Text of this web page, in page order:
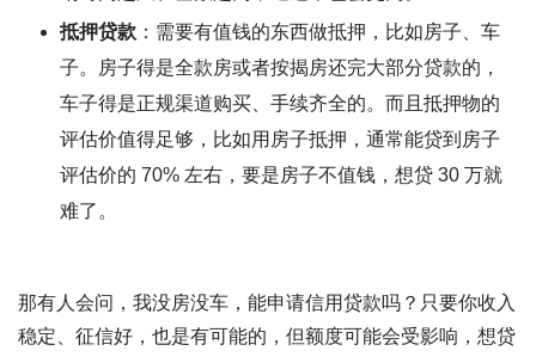
抵押贷款 ：需要有值钱的东西做抵押，比如房子、车
子。房子得是全款房或者按揭房还完大部分贷款的，
车子得是正规渠道购买、手续齐全的。而且抵押物的
评估价值得足够，比如用房子抵押，通常能贷到房子
评估价的 70% 左右，要是房子不值钱，想贷 30 万就
难了。
那有人会问，我没房没车，能申请信用贷款吗？只要你收入
稳定、征信好，也是有可能的，但额度可能会受影响，想贷